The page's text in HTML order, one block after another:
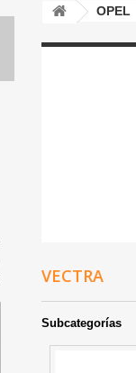
OPEL
VECTRA
Subcategorías